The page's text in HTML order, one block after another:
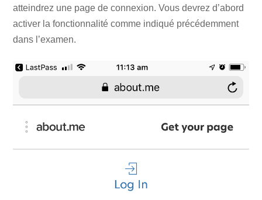
atteindrez une page de connexion. Vous devrez d’abord
activer la fonctionnalité comme indiqué précédemment
dans l’examen.